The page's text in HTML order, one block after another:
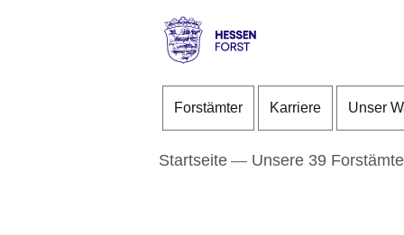
Direkt zum Kopf der
Direkt zum Inhalt
Direkt zum Fuß der
Forst
Forstämter Karriere Unser
Startseite Unsere 39